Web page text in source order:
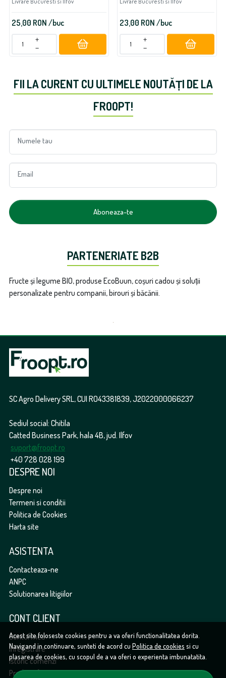
Acest site foloseste cookies pentru a va oferi functionalitatea dorita.
Navigand in continuare, sunteti de acord cu Politica de cookies si cu
plasarea de cookies, cu scopul de a va oferi o experienta imbunatatita.
25,00 RON /buc
+
−
23,00 RON /buc
+
−
FII LA CURENT CU ULTIMELE NOUTĂȚI DE LA
FROOPT!
Numele tau
Email
Aboneaza-te
PARTENERIATE B2B
Fructe și legume BIO, produse EcoBuun, coșuri cadou și soluții
personalizate pentru companii, birouri și băcănii.
SC Agro Delivery SRL, CUI RO43381839, J2022000066237
Sediul social: Chitila
Catted Business Park, hala 4B, jud. Ilfov
suport@froopt.ro
+40 728 028 199
DESPRE NOI
Despre noi
Termeni si conditii
Politica de Cookies
Harta site
ASISTENTA
Contacteaza-ne
ANPC
Solutionarea litigiilor
CONT CLIENT
Contul meu
Inregistrare
Istoric comenzi
Produse favorite